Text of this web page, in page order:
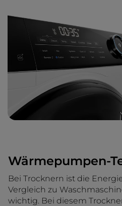
Wärmepumpen-
Bei Trocknern ist die
Vergleich zu
wichtig. Bei diesem